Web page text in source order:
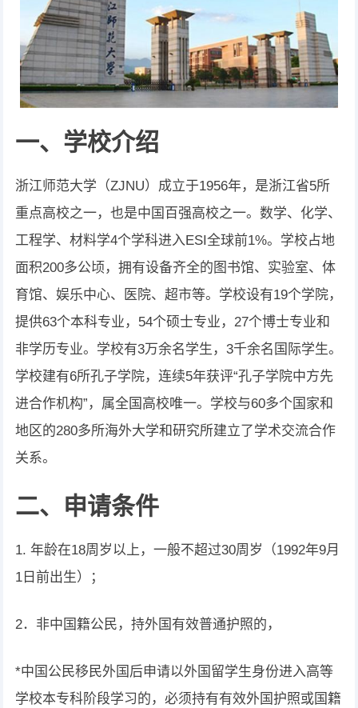
一、学校介绍
浙江师范大学（ZJNU）成立于1956年，是浙江省5所
重点高校之一，也是中国百强高校之一。数学、化学、
工程学、材料学4个学科进入ESI全球前1%。学校占地
面积200多公顷，拥有设备齐全的图书馆、实验室、体
育馆、娱乐中心、医院、超市等。学校设有19个学院，
提供63个本科专业，54个硕士专业，27个博士专业和
非学历专业。学校有3万余名学生，3千余名国际学生。
学校建有6所孔子学院，连续5年获评“孔子学院中方先
进合作机构”，属全国高校唯一。学校与60多个国家和
地区的280多所海外大学和研究所建立了学术交流合作
关系。
二、申请条件
1. 年龄在18周岁以上，一般不超过30周岁（1992年9月
1日前出生）；
2．非中国籍公民，持外国有效普通护照的，
*中国公民移民外国后申请以外国留学生身份进入高等
学校本专科阶段学习的，必须持有有效外国护照或国籍